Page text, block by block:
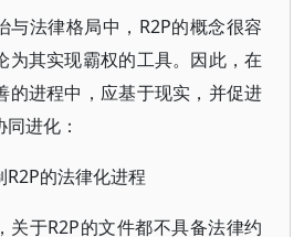
与法律格局中，R2P的概念很容
为其实现霸权的工具。因此，在
的进程中，应基于现实，并促进
进化：
R2P的法律化进程
关于R2P的文件都不具备法律约